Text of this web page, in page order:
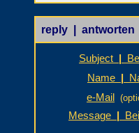
reply | antworten
Subject
Name
e-Mail
Message